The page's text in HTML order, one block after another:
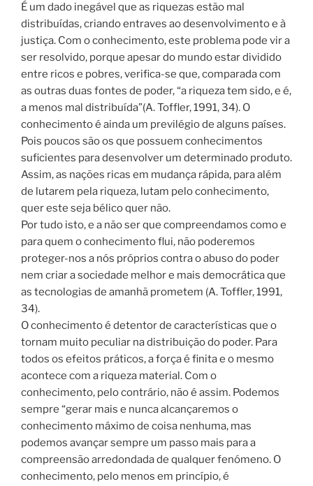
É um dado inegável que as riquezas estão mal
distribuídas, criando entraves ao desenvolvimento e à
justiça. Com o conhecimento, este problema pode vir a
ser resolvido, porque apesar do mundo estar dividido
entre ricos e pobres, verifica-se que, comparada com
as outras duas fontes de poder, “a riqueza tem sido, e é,
a menos mal distribuída”(A. Toffler, 1991, 34). O
conhecimento é ainda um previlégio de alguns países.
Pois poucos são os que possuem conhecimentos
suficientes para desenvolver um determinado produto.
Assim, as nações ricas em mudança rápida, para além
de lutarem pela riqueza, lutam pelo conhecimento,
quer este seja bélico quer não.
Por tudo isto, e a não ser que compreendamos como e
para quem o conhecimento flui, não poderemos
proteger-nos a nós próprios contra o abuso do poder
nem criar a sociedade melhor e mais democrática que
as tecnologias de amanhã prometem (A. Toffler, 1991,
34).
O conhecimento é detentor de características que o
tornam muito peculiar na distribuição do poder. Para
todos os efeitos práticos, a força é finita e o mesmo
acontece com a riqueza material. Com o
conhecimento, pelo contrário, não é assim. Podemos
sempre “gerar mais e nunca alcançaremos o
conhecimento máximo de coisa nenhuma, mas
podemos avançar sempre um passo mais para a
compreensão arredondada de qualquer fenómeno. O
conhecimento, pelo menos em princípio, é